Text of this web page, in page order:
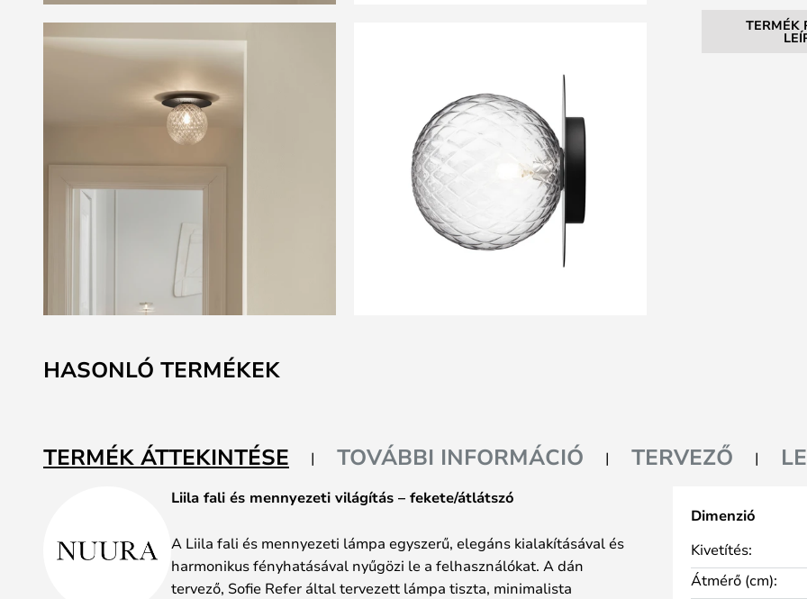
a
képgaléria
TERMÉK
HASONLÓ TERMÉKEK
TERMÉK ÁTTEKINTÉSE TOVÁBBI INFORMÁCIÓ TERVEZŐ
Liila fali és mennyezeti világítás – fekete/átlátszó
A Liila fali és mennyezeti lámpa egyszerű, elegáns kialakításával és
harmonikus fényhatásával nyűgözi le a felhasználókat. A dán
tervező, Sofie Refer által tervezett lámpa tiszta, minimalista
Dimenzió
Kivetítés:
Átmérő (cm):